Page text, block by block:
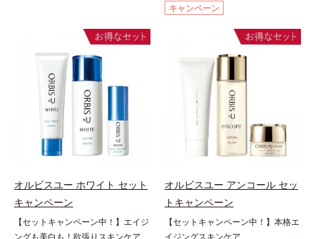
キャンペーン
オルビスユー ホワイト セット
キャンペーン
【セットキャンペーン中！】エイジ
ングも美白も！欲張りスキンケア
オルビスユー アンコール セッ
トキャンペーン
【セットキャンペーン中！】本格エ
イジングスキンケア